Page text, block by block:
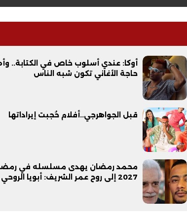
أوكا: عندي أسلوب خاص في الكتابة..
حاجة الأغاني تكون شبه الناس
قبل الجواهرجي..أفلام حُجبت إيراداتها
محمد رمضان يهدى مسلسله في
2027 إلى روح عمر الشريف: أبويا الروحي